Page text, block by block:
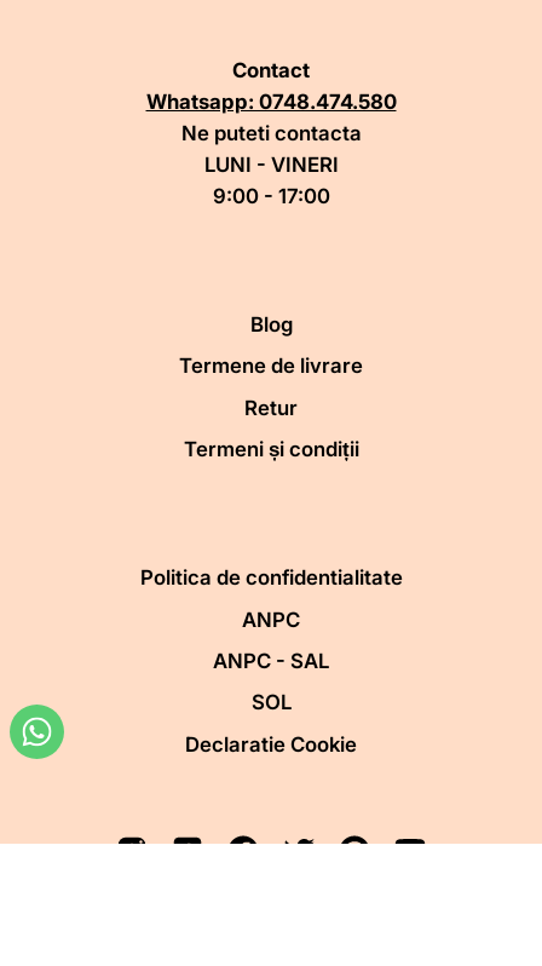
Contact
Whatsapp: 0748.474.580
Ne puteti contacta
LUNI - VINERI
9:00 - 17:00
Blog
Termene de livrare
Retur
Termeni și condiții
Politica de confidentialitate
ANPC
ANPC - SAL
SOL
Declaratie Cookie